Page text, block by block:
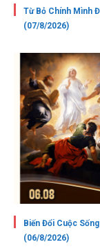
Từ Bỏ Chính Mình
(07/8/2026)
Biến Đổi Cuộc
(06/8/2026)